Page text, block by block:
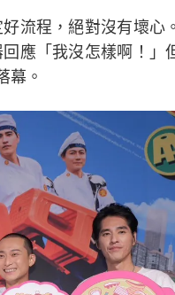
流程，絕對沒有壞心
應「我沒怎樣啊！」
幕。